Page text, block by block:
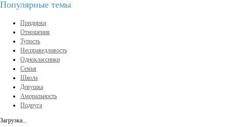
Популярные темы
Придирки
Отношения
Тупость
Несправедливость
Одноклассники
Семья
Школа
Девушка
Аморальность
Подруга
Загрузка...